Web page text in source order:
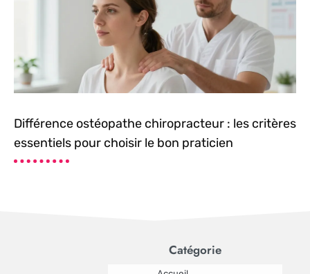
Différence ostéopathe chiropracteur : les critères
essentiels pour choisir le bon praticien
Catégorie